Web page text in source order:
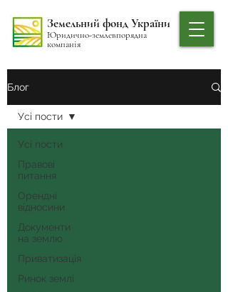
Земельний фонд України
Юридично-землевпорядна
компанія
Блог
Усі пости
Правові
питання
Орендні
відносини
Документи
на землю
Приватизація
Ринок землі
Усі пости